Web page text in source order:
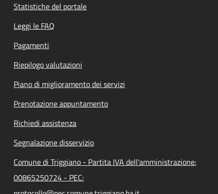
Statistiche del portale
Leggi le FAQ
Pagamenti
Riepilogo valutazioni
Piano di miglioramento dei servizi
Prenotazione appuntamento
Richiedi assistenza
Segnalazione disservizio
Comune di Triggiano - Partita IVA dell'amministrazione:
00865250724 - PEC: